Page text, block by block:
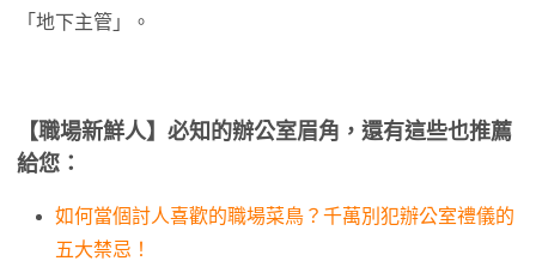
「地下主管」。
【職場新鮮人】必知的辦公室眉角，還有這些也推薦
給您：
如何當個討人喜歡的職場菜鳥？千萬別犯辦公室禮儀的
五大禁忌！